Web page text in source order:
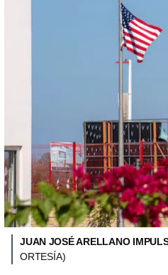
JUAN JOSÉ ARELLANO
ORTESÍA)